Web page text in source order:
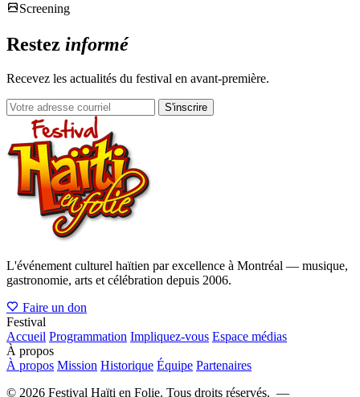
Screening
Restez informé
Recevez les actualités du festival en avant-première.
S'inscrire
L'événement culturel haïtien par excellence à Montréal — musique,
gastronomie, arts et célébration depuis 2006.
Faire un don
Festival
Accueil Programmation Impliquez-vous Espace médias
À propos
À propos Mission Historique Équipe Partenaires
© 2026 Festival Haïti en Folie. Tous droits réservés. —